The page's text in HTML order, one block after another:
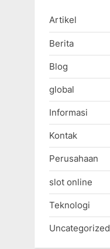
Artikel
Berita
Blog
global
Informasi
Kontak
Perusahaan
slot online
Teknologi
Uncategorized